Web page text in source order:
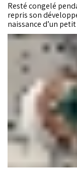
Resté congelé
repris son
naissance d’un
médecins, il s’agit
la congélation et la